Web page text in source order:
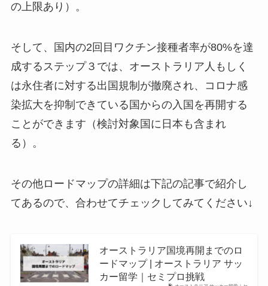
の上限あり）。
そして、国内の2回目ワクチン接種者率が80%を達
成するステップ３では、オーストラリア人もしく
は永住者に対する出国規制が撤廃され、コロナ感
染拡大を抑制できている国からの入国を再開する
ことができます（検討対象国に日本も含まれ
る）。
その他ロードマップの詳細は下記の記事で紹介し
てあるので、合わせてチェックしてみてください↓
オーストラリア国境再開までのロ
ードマップ | オーストラリア サッ
カー留学｜セミプロ挑戦